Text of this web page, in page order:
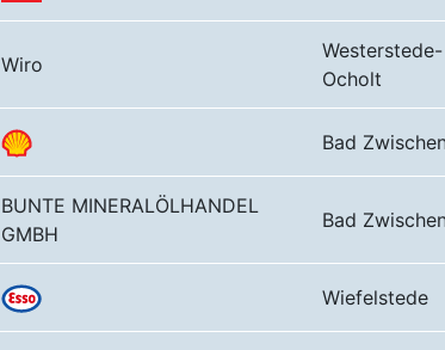
Wiro
Westerstede-
Ocholt
Bad
BUNTE MINERALÖLHANDEL
GMBH
Bad
Wiefelstede